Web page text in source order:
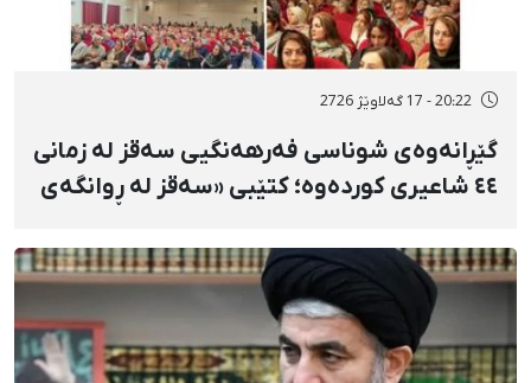
20:22 - 17 گەلاوێژ 2726
گێڕانەوەی شوناسی فەرهەنگیی سەقز لە زمانی
٤٤ شاعیری کوردەوە؛ کتێبی «سەقز لە ڕوانگەی